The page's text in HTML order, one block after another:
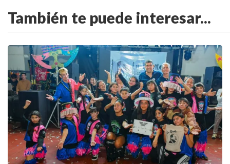
También te puede interesar...